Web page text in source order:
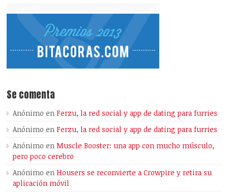
Se comenta
Anónimo enFerzu, la red social y app de dating para furries
Anónimo enFerzu, la red social y app de dating para furries
Anónimo enMuscle Booster: una app con mucho músculo,
pero poco cerebro
Anónimo enHousers se reconvierte a Crowpire y retira su
aplicación móvil